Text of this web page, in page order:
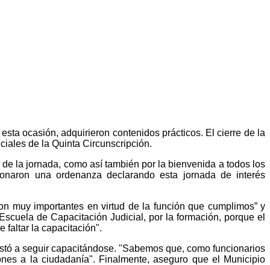
ocasión, adquirieron contenidos prácticos. El cierre de la
de la Quinta Circunscripción.
la jornada, como así también por la bienvenida a todos los
una ordenanza declarando esta jornada de interés
muy importantes en virtud de la función que cumplimos” y
de Capacitación Judicial, por la formación, porque el
faltar la capacitación".
a seguir capacitándose. "Sabemos que, como funcionarios
a la ciudadanía". Finalmente, aseguro que el Municipio